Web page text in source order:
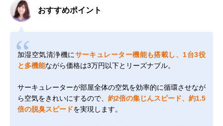
おすすめポイント
加湿空気清浄機にサーキュレーター機能も搭載し、1台3役
と多機能ながら価格は3万円以下とリーズナブル。
サーキュレーターが部屋全体の空気を効率的に循環させなが
ら空気をきれいにするので、 約2倍の集じんスピード、約1.5
倍の脱臭スピードを実現します。